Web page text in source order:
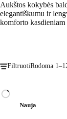
Aukštos kokybės
elegantiškumu ir
komforto
FiltruotiRodoma
Nauja